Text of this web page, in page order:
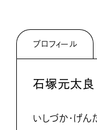
プロフィール
石塚元太良
いしづか・げん